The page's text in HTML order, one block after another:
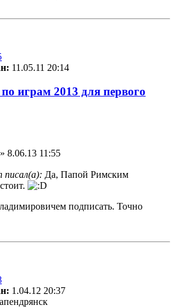
11.05.11 20:14
играм 2013 для первого
» 8.06.13 11:55
писал(а): Да, Папой Римским
подписать. Точно
1.04.12 20:37